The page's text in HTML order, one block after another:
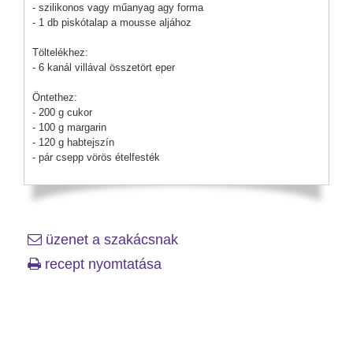
- szilikonos vagy műanyag agy forma
- 1 db piskótalap a mousse aljához
Töltelékhez:
- 6 kanál villával összetört eper
Öntethez:
- 200 g cukor
- 100 g margarin
- 120 g habtejszín
- pár csepp vörös ételfesték
üzenet a szakácsnak
recept nyomtatása